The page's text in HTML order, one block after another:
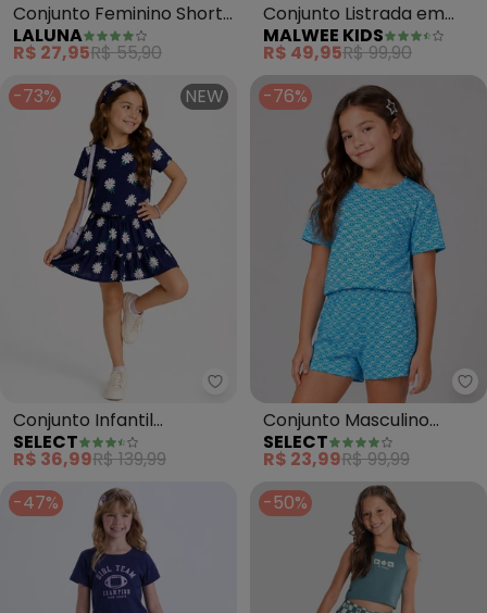
Conjunto Feminino Shorts
Saia Cheese (Azul Bebê)
LALUNA
R$ 27,95R$ 55,90
Conjunto Listrada em
Cotton (Azul Pastel)
MALWEE KIDS
R$ 49,95R$ 99,90
-73%
NEW
Select - Conjunto Infantil
Conjunto Infantil
Feminino Saia e Blusa
(Azul)
SELECT
R$ 36,99R$ 139,99
-76%
Conjunto Masculino
Infantil Blusa com Short
(Azul)
SELECT
R$ 23,99R$ 99,99
-47%
-50%